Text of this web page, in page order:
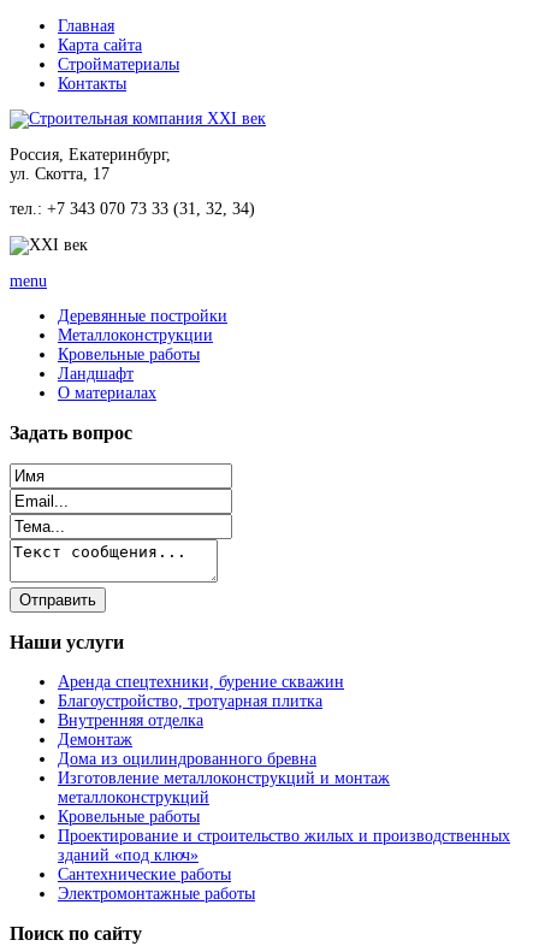
Главная
Карта сайта
Стройматериалы
Контакты
Россия, Екатеринбург,
ул. Скотта, 17
тел.: +7 343 070 73 33 (31, 32, 34)
menu
Деревянные постройки
Металлоконструкции
Кровельные работы
Ландшафт
О материалах
Задать вопрос
Наши услуги
Аренда спецтехники, бурение скважин
Благоустройство, тротуарная плитка
Внутренняя отделка
Демонтаж
Дома из оцилиндрованного бревна
Изготовление металлоконструкций и монтаж
металлоконструкций
Кровельные работы
Проектирование и строительство жилых и производственных
зданий «под ключ»
Сантехнические работы
Электромонтажные работы
Поиск по сайту